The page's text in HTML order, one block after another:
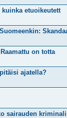
etuoikeutett
on totta
ajatella?
sairauden